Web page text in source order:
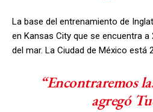
La base del entrenamiento de
en Kansas City que se encuentra
del mar. La Ciudad de México está
“Encontraremos
agregó